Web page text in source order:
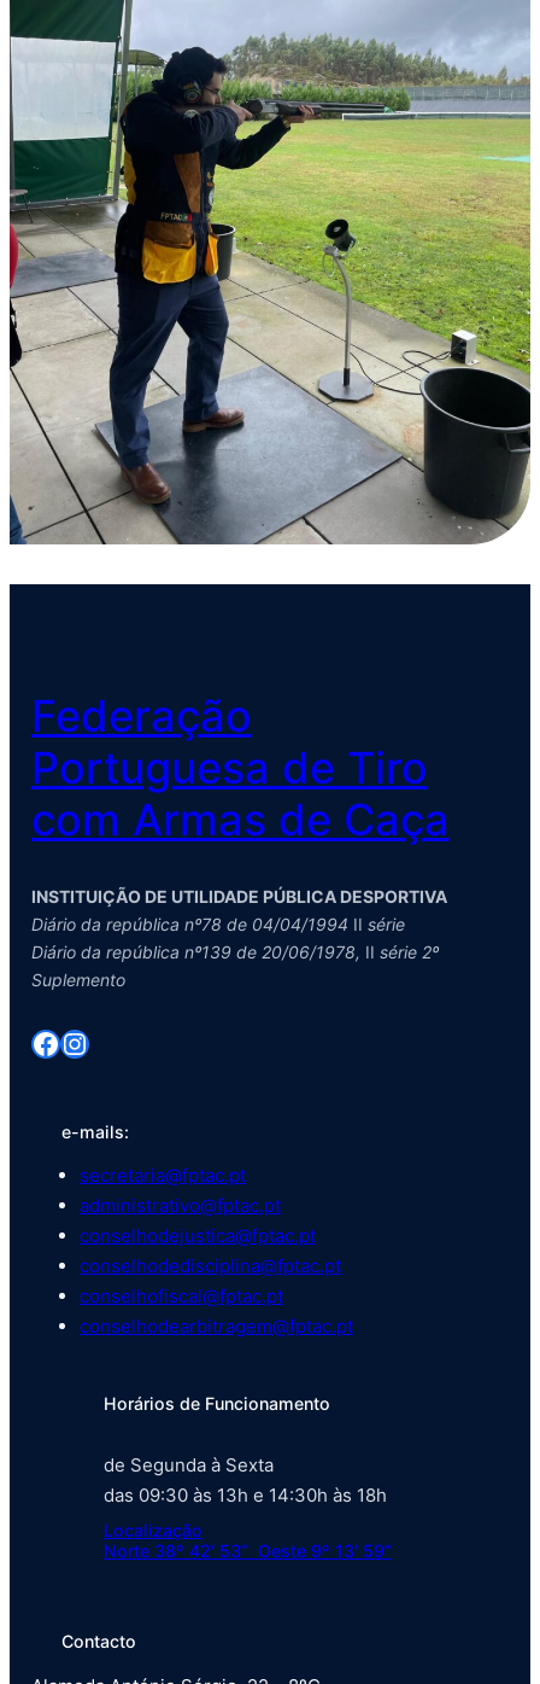
Federação
Portuguesa de Tiro
com Armas de Caça
INSTITUIÇÃO DE UTILIDADE PÚBLICA DESPORTIVA
Diário da república nº78 de 04/04/1994 II série
Diário da república nº139 de 20/06/1978, II série 2º
Suplemento
Facebook Instagram
e-mails:
secretaria@fptac.pt
administrativo@fptac.pt
conselhodejustica@fptac.pt
conselhodedisciplina@fptac.pt
conselhofiscal@fptac.pt
conselhodearbitragem@fptac.pt
Horários de Funcionamento
de Segunda à Sexta
das 09:30 às 13h e 14:30h às 18h
Localização
Norte 38º 42′ 53” Oeste 9º 13′ 59”
Contacto